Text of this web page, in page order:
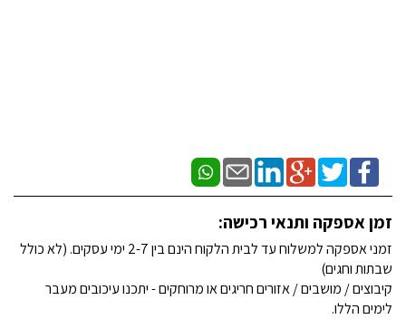
זמן אספקה ותנאי רכישה:
זמני אספקה למשלוח עד לבית הלקוח הינם בין 2-7 ימי עסקים. (לא כולל
שבתות וחגים)
קיבוצים / מושבים / אזורים חריגים או מרוחקים - יתכנו עיכובים מעבר
לימים הללו.